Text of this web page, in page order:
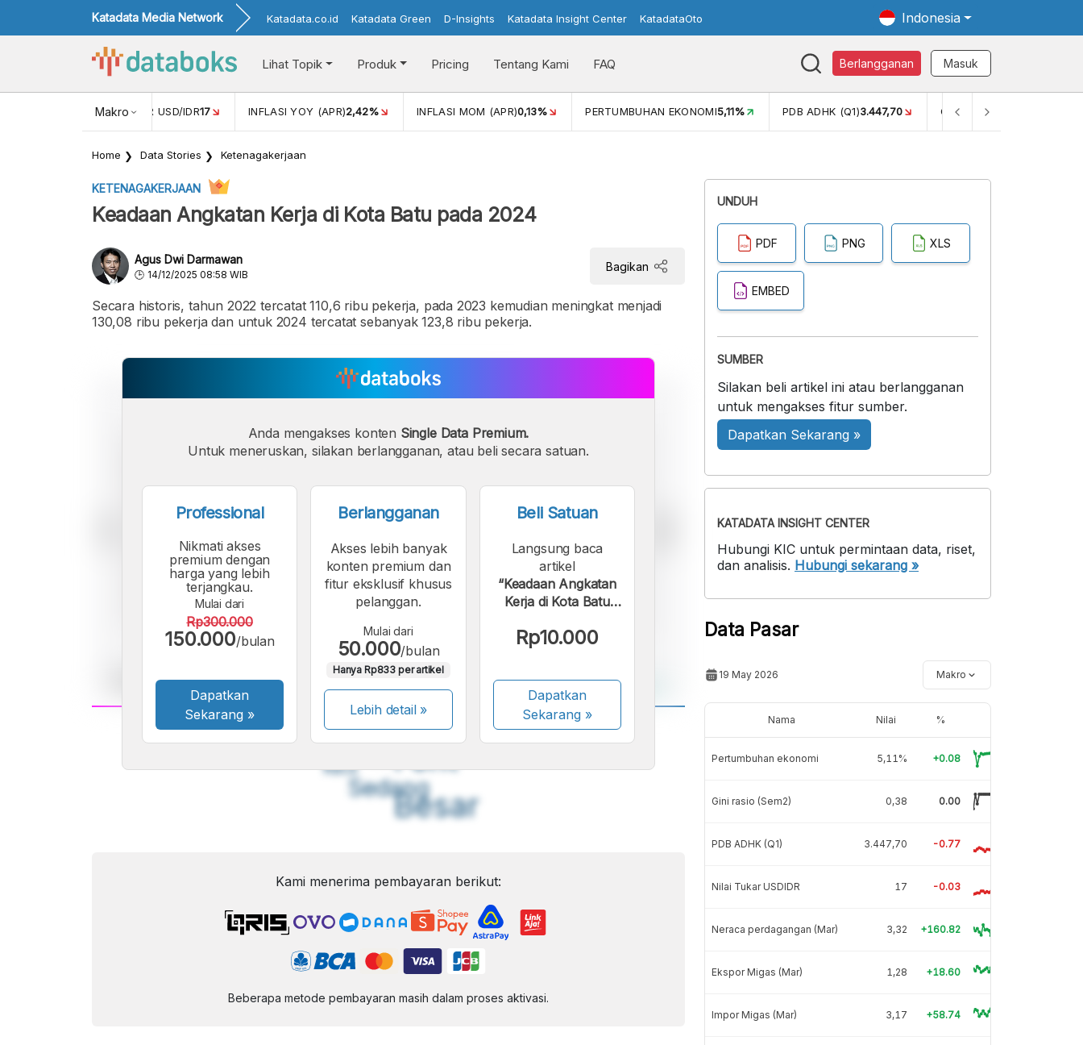
Katadata Media Network Katadata.co.id Katadata Green D-Insights Katadata Insight Center KatadataOto Indonesia
Lihat Topik Produk Pricing Tentang Kami FAQ Berlangganan Masuk
Makro
NILAI TUKAR USD/IDR17 INFLASI YOY (APR)2,42% INFLASI MOM (APR)0,13% PERTUMBUHAN EKONOMI5,11% PDB ADHK (Q1)3.447,70 GINI RASIO (SEM2)
Home Data Stories Ketenagakerjaan
KETENAGAKERJAAN
Keadaan Angkatan Kerja di Kota Batu pada 2024
Agus Dwi Darmawan
14/12/2025 08:58 WIB
Bagikan
Secara historis, tahun 2022 tercatat 110,6 ribu pekerja, pada 2023 kemudian meningkat menjadi
130,08 ribu pekerja dan untuk 2024 tercatat sebanyak 123,8 ribu pekerja.
A
Font
Kecil
A
Sedang
A
Besar
Anda mengakses konten Single Data Premium.
Untuk meneruskan, silakan berlangganan, atau beli secara satuan.
Professional
Nikmati akses
premium dengan
harga yang lebih
terjangkau.
Mulai dari
Rp300.000
150.000/bulan
Dapatkan
Sekarang »
Berlangganan
Akses lebih banyak
konten premium dan
fitur eksklusif khusus
pelanggan.
Mulai dari
50.000/bulan
Hanya Rp833 per artikel
Lebih detail »
Beli Satuan
Langsung baca
artikel
“Keadaan Angkatan
Kerja di Kota Batu
Rp10.000
Dapatkan
Sekarang»
Kami menerima pembayaran berikut:
Beberapa metode pembayaran masih dalam proses aktivasi.
UNDUH
PDF PNG XLS
EMBED
SUMBER
Silakan beli artikel ini atau berlangganan
untuk mengakses fitur sumber.
Dapatkan Sekarang »
KATADATA INSIGHT CENTER
Hubungi KIC untuk permintaan data, riset,
dan analisis. Hubungi sekarang »
Data Pasar
19 May 2026 Makro
Nama Nilai %
Pertumbuhan ekonomi 5,11% +0.08
Gini rasio (Sem2) 0,38 0.00
PDB ADHK (Q1) 3.447,70 -0.77
Nilai Tukar USDIDR 17 -0.03
Neraca perdagangan (Mar) 3,32 +160.82
Ekspor Migas (Mar) 1,28 +18.60
Impor Migas (Mar) 3,17 +58.74